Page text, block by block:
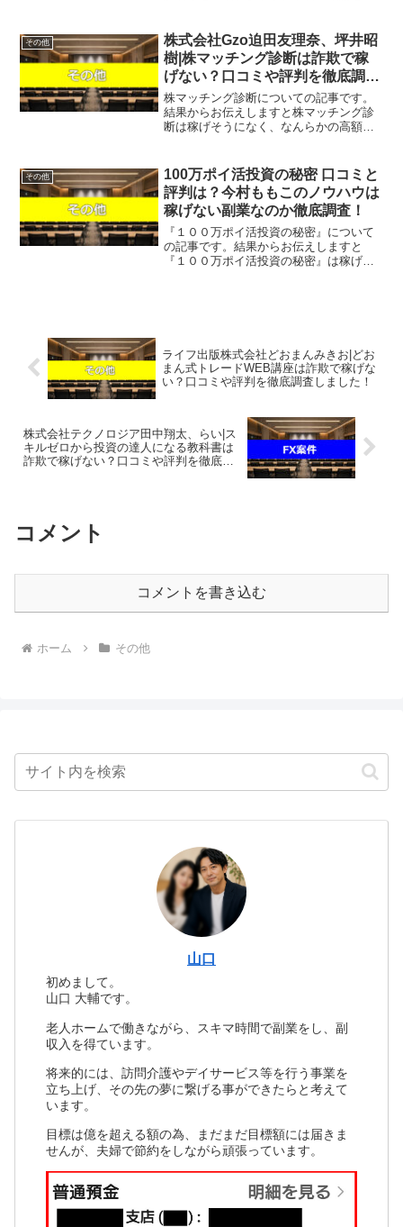
案件を教えて欲しいという方は、自...
その他
株式会社Gzo迫田友理奈、坪井昭
樹|株マッチング診断は詐欺で稼
げない？口コミや評判を徹底調査
しました！
株マッチング診断についての記事です。
結果からお伝えしますと株マッチング診
断は稼げそうになく、なんらかの高額請
て今すぐ知りたいという方は、『直接
LINEで詳細をお答えしま...
その他
100万ポイ活投資の秘密 口コミと
評判は？今村ももこのノウハウは
稼げない副業なのか徹底調査！
『１００万ポイ活投資の秘密』について
の記事です。結果からお伝えしますと
『１００万ポイ活投資の秘密』は稼げそ
ライフ出版株式会社どおまんみきお|どお
まん式トレードWEB講座は詐欺で稼げな
い？口コミや評判を徹底調査しました！
株式会社テクノロジア田中翔太、らい|ス
キルゼロから投資の達人になる教科書は
詐欺で稼げない？口コミや評判を徹底調
コメント
コメントを書き込む
ホーム その他
山口
初めまして。
山口 大輔です。
老人ホームで働きながら、スキマ時間で副業をし、副
収入を得ています。
将来的には、訪問介護やデイサービス等を行う事業を
立ち上げ、その先の夢に繋げる事ができたらと考えて
います。
目標は億を超える額の為、まだまだ目標額には届きま
せんが、夫婦で節約をしながら頑張っています。